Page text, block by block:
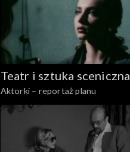
Teatr i sztuka sceniczna
Aktorki – reportaż planu